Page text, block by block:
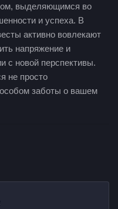
выделяющимся во
и успеха. В
активно вовлекают
напряжение и
с новой перспективы.
не просто
заботы о вашем